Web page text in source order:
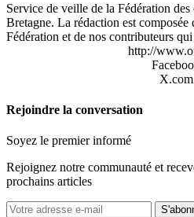
Service de veille de la Fédération
Bretagne. La rédaction est composée
Fédération et de nos contributeurs
http://
X.com
Rejoindre la conversation
Soyez le premier informé
Rejoignez notre communauté et
prochains articles